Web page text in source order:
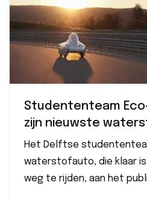
Studententeam
zijn nieuwste
Het Delftse
waterstofauto, die klaar
weg te rijden, aan het